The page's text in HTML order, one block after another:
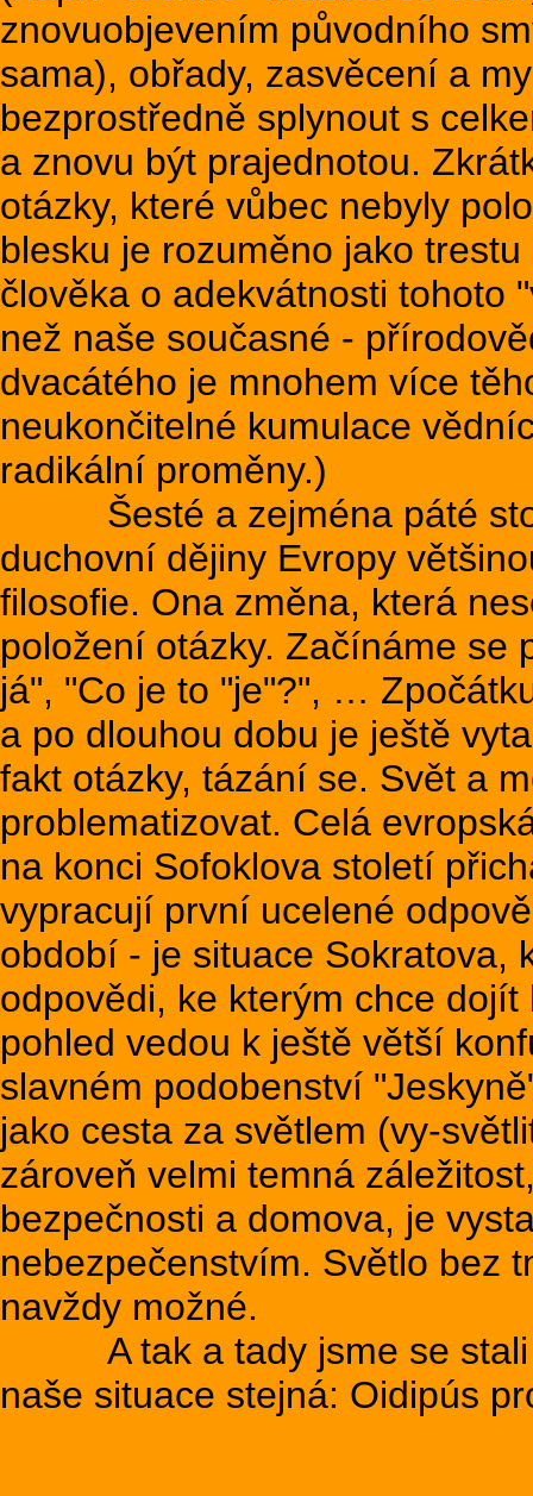
znovuobjevením původního
sama), obřady, zasvěcení a
bezprostředně splynout s
a znovu být prajednotou.
otázky, které vůbec nebyly
blesku je rozuměno jako
člověka o adekvátnosti tohoto
než naše současné -
dvacátého je mnohem více
neukončitelné kumulace
radikální proměny.)
Šesté a zejména páté
duchovní dějiny Evropy
filosofie. Ona změna, která
položení otázky. Začínáme se
já", "Co je to "je"?", …
a po dlouhou dobu je ještě
fakt otázky, tázání se. Svět a
problematizovat. Celá
na konci Sofoklova století
vypracují první ucelené
období - je situace Sokratova,
odpovědi, ke kterým chce
pohled vedou k ještě větší
slavném podobenství
jako cesta za světlem (vy-
zároveň velmi temná
bezpečnosti a domova, je
nebezpečenstvím. Světlo bez
navždy možné.
A tak a tady jsme se stali
naše situace stejná: Oidipús